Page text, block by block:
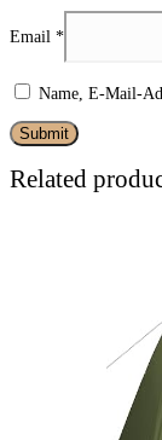
Email *
Name, E-Mail-
Related